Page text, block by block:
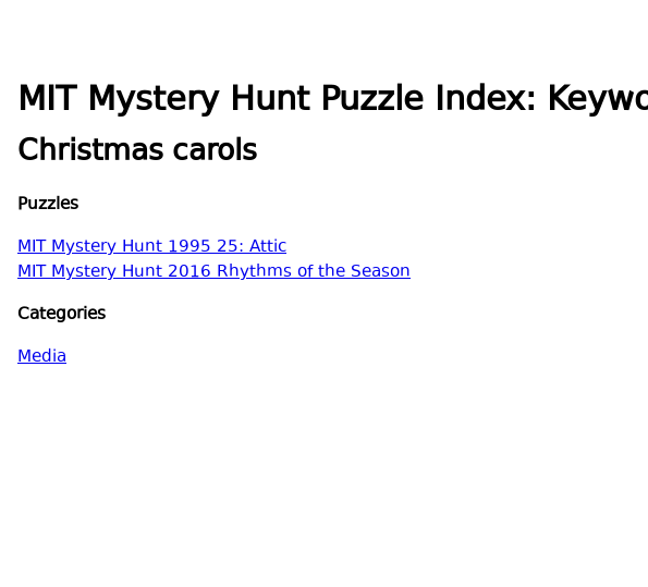
MIT Mystery Hunt Puzzle Index:
Christmas carols
Puzzles
MIT Mystery Hunt 1995 25: Attic
MIT Mystery Hunt 2016 Rhythms of the Season
Categories
Media